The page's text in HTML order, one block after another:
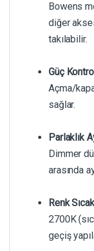
Bowens
diğer
takılabilir.
Güç
Açma/
sağlar.
Parlaklık
Dimmer
arasında
Renk
2700K
geçiş